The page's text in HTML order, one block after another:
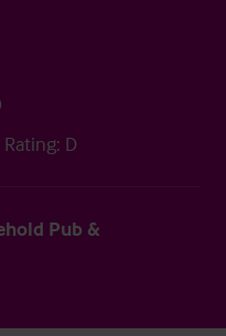
D
Pub &